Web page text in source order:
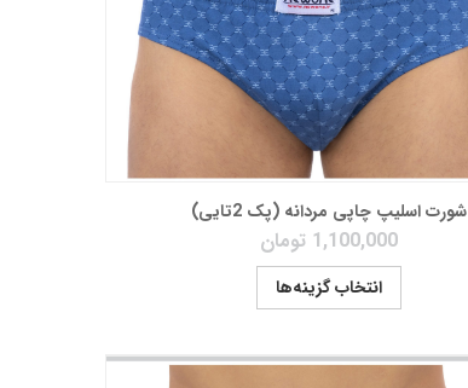
شورت اسلیپ چاپی مردانه (پک 2تایی)
1,100,000 تومان
انتخاب گزینه‌ها